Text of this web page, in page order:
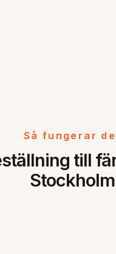
Så fungerar
till
Stockholm